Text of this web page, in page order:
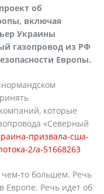
об
включая
Украины
газопровод из РФ
Европы.
которые
«Северный
призвала-сша-
2/a-51668263
чем-то большем. Речь
Европе. Речь идет об